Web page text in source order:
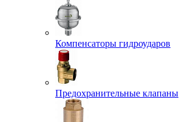
Компенсаторы гидроударов
Предохранительные клапаны